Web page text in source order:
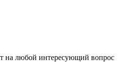
на любой интересующий вопрос